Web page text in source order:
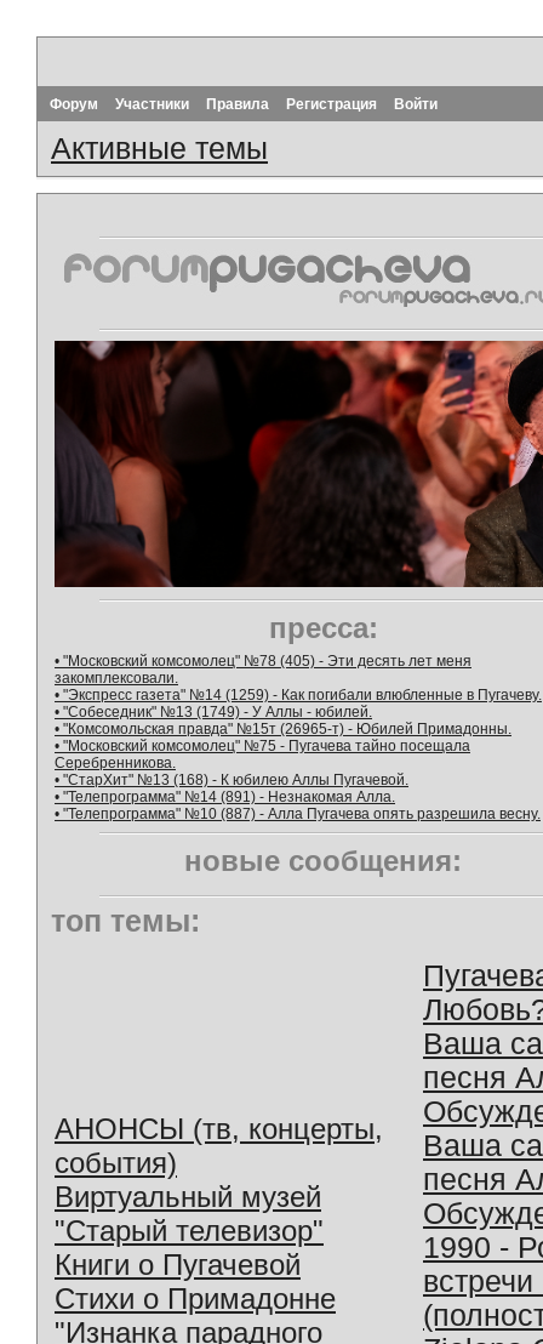
Форум Участники Правила Регистрация Войти
Активные темы
пресса:
• "Московский комсомолец" №78 (405) - Эти десять лет меня
закомплексовали.
• "Экспресс газета" №14 (1259) - Как погибали влюбленные в Пугачеву.
• "Собеседник" №13 (1749) - У Аллы - юбилей.
• "Комсомольская правда" №15т (26965-т) - Юбилей Примадонны.
• "Московский комсомолец" №75 - Пугачева тайно посещала
Серебренникова.
• "СтарХит" №13 (168) - К юбилею Аллы Пугачевой.
• "Телепрограмма" №14 (891) - Незнакомая Алла.
• "Телепрограмма" №10 (887) - Алла Пугачева опять разрешила весну.
новые сообщения:
топ темы:
АНОНСЫ (тв, концерты,
события)
Виртуальный музей
"Старый телевизор"
Книги о Пугачевой
Стихи о Примадонне
"Изнанка парадного
Ваша
песня
Ваша
песня
1990 -